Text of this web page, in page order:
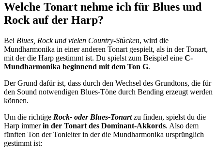
Welche Tonart nehme ich für Blues und
Rock auf der Harp?
Bei Blues, Rock und vielen Country-Stücken, wird die
Mundharmonika in einer anderen Tonart gespielt, als in der Tonart,
mit der die Harp gestimmt ist. Du spielst zum Beispiel eine C-
Mundharmonika beginnend mit dem Ton G.
Der Grund dafür ist, dass durch den Wechsel des Grundtons, die für
den Sound notwendigen Blues-Töne durch Bending erzeugt werden
können.
Um die richtige Rock- oder Blues-Tonartzu finden, spielst du die
Harp immerin der Tonart des Dominant-Akkords. Also dem
fünften Ton der Tonleiter in der die Mundharmonika ursprünglich
gestimmt ist: